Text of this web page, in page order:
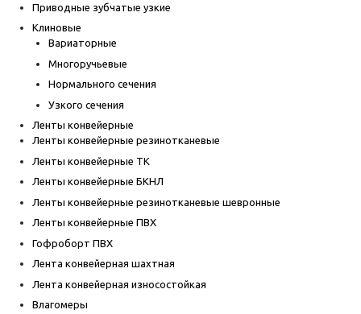
Приводные зубчатые узкие
Клиновые
Вариаторные
Многоручьевые
Нормального сечения
Узкого сечения
Ленты конвейерные
Ленты конвейерные резинотканевые
Ленты конвейерные ТК
Ленты конвейерные БКНЛ
Ленты конвейерные резинотканевые шевронные
Ленты конвейерные ПВХ
Гофроборт ПВХ
Лента конвейерная шахтная
Лента конвейерная износостойкая
Влагомеры